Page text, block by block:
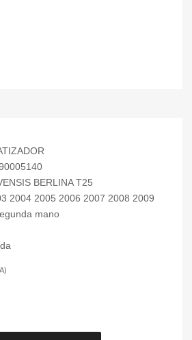
BERLINA T25
2004 2005 2006 2007 2008 2009
mano